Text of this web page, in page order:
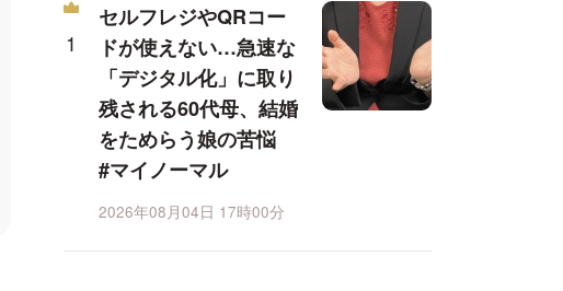
セルフレジやQRコー
ドが使えない…急速な
「デジタル化」に取り
残される60代母、結婚
をためらう娘の苦悩
#マイノーマル
2026年08月04日 17時00分